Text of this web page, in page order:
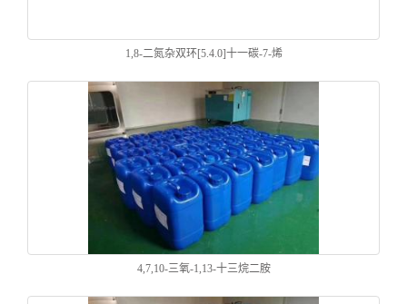
1,8-二氮杂双环[5.4.0]十一碳-7-烯
4,7,10-三氧-1,13-十三烷二胺